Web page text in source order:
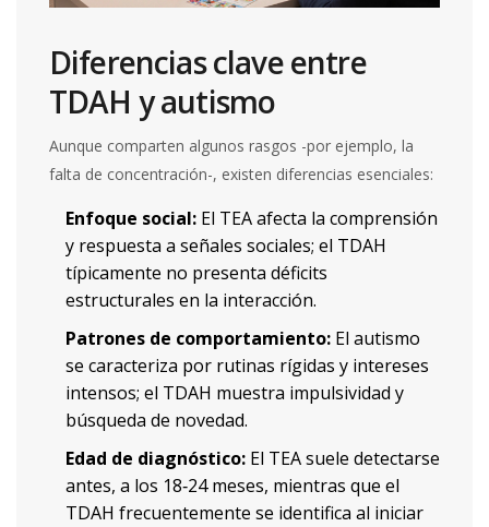
Diferencias clave entre
TDAH y autismo
Aunque comparten algunos rasgos -por ejemplo, la
falta de concentración-, existen diferencias esenciales:
Enfoque social: El TEA afecta la comprensión
y respuesta a señales sociales; el TDAH
típicamente no presenta déficits
estructurales en la interacción.
Patrones de comportamiento: El autismo
se caracteriza por rutinas rígidas y intereses
intensos; el TDAH muestra impulsividad y
búsqueda de novedad.
Edad de diagnóstico: El TEA suele detectarse
antes, a los 18‑24 meses, mientras que el
TDAH frecuentemente se identifica al iniciar